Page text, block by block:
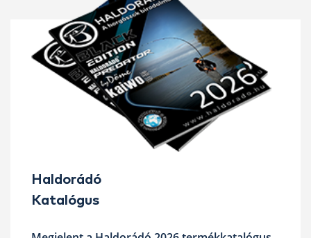
Haldorádó
Katalógus